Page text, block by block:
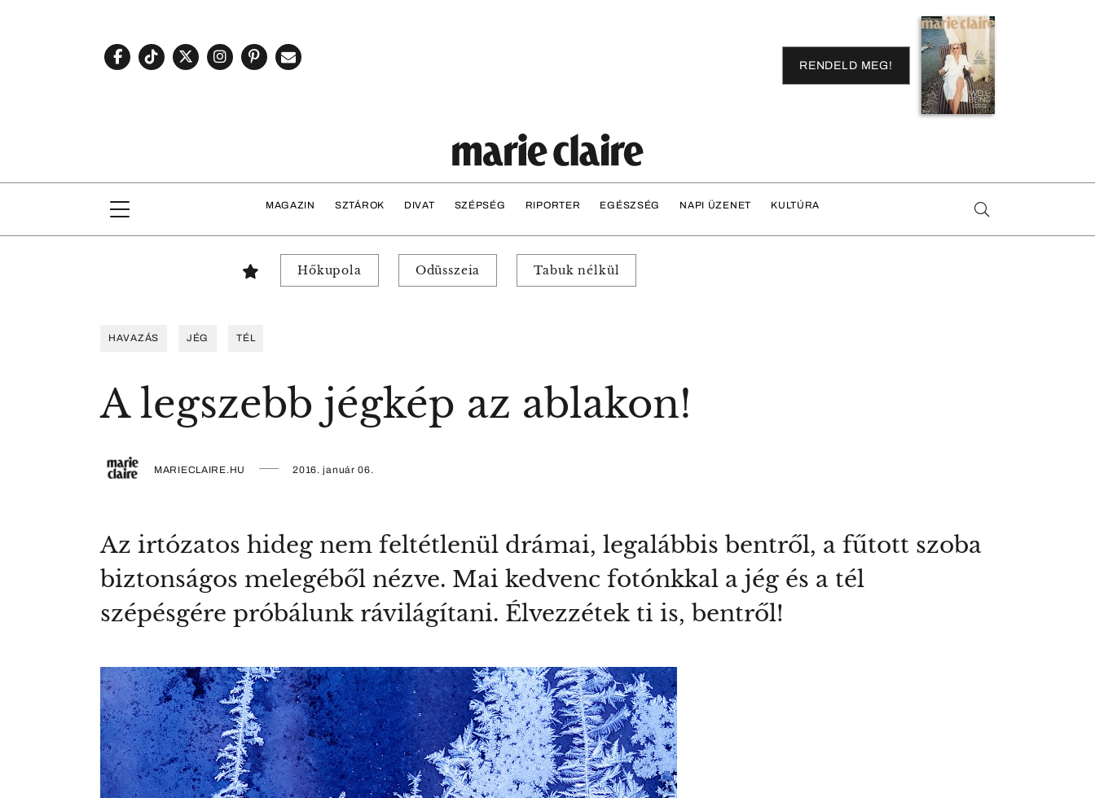
RENDELD MEG!
MAGAZIN SZTÁROK DIVAT SZÉPSÉG RIPORTER EGÉSZSÉG NAPI ÜZENET KULTÚRA
Hőkupola Odüsszeia Tabuk nélkül
HAVAZÁS JÉG TÉL
A legszebb jégkép az ablakon!
MARIECLAIRE.HU 2016. január 06.
Az irtózatos hideg nem feltétlenül drámai, legalábbis bentről, a fűtott szoba
biztonságos melegéből nézve. Mai kedvenc fotónkkal a jég és a tél
szépésgére próbálunk rávilágítani. Élvezzétek ti is, bentről!